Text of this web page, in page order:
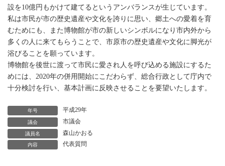
設を10億円もかけて建てるというアンバランスが生じています。
私は市民が市の歴史遺産や文化を誇りに思い、郷土への愛着を育
むためにも、また博物館が市の新しいシンボルになり市内外から
多くの人に来てもらうことで、市原市の歴史遺産や文化に脚光が
浴びることを願っています。
博物館を後世に渡って市民に愛され人を呼び込める施設にするた
めには、2020年の併用開始にこだわらず、総合行政として庁内で
十分検討を行い、基本計画に反映させることを要望いたします。
年号 平成29年
議会 市議会
議員名 森山かおる
内容 代表質問